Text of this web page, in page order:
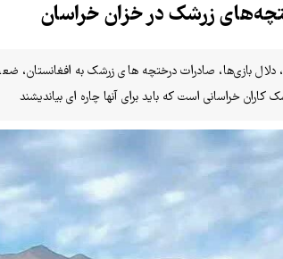
زرشک در خزان خراسان
بازی‌ها، صادرات درختچه های زرشک به افغانستان،
خراسانی است که باید برای آنها چاره ای بیاندیشند